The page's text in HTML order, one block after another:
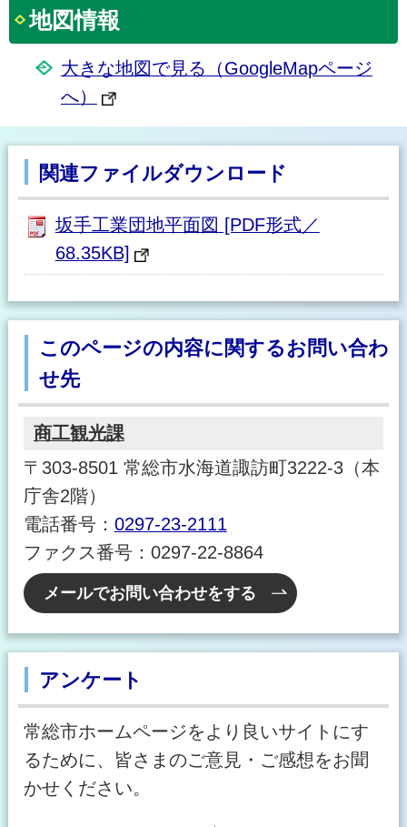
地図情報
大きな地図で見る（GoogleMapページ
へ）
関連ファイルダウンロード
坂手工業団地平面図 [PDF形式／
68.35KB]
このページの内容に関するお問い合わ
せ先
商工観光課
〒303-8501 常総市水海道諏訪町3222-3（本
庁舎2階）
電話番号： 0297-23-2111
ファクス番号：0297-22-8864
メールでお問い合わせをする
アンケート
常総市ホームページをより良いサイトにす
るために、皆さまのご意見・ご感想をお聞
かせください。